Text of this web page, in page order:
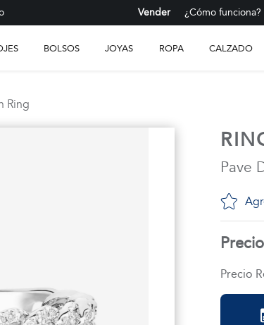
Vender ¿Cómo funciona?
BOLSOS JOYAS ROPA CALZADO
Ring
Pave
Precio